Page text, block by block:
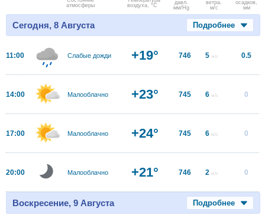
атмосферы
воздуха, °C
давл.
мм/Hg
ветра.
м/с
осадков,
мм
Сегодня, 8 Августа Подробнее
11:00 Слабые дожди +19° 746 5 м/с 0.5
14:00 Малооблачно +23° 745 6 м/с 0
17:00 Малооблачно +24° 745 6 м/с 0
20:00 Малооблачно +21° 746 2 м/с 0
Воскресение, 9 Августа Подробнее